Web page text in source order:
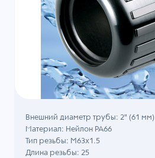
Внешний диаметр трубы: 2" (61 мм)
Материал: Нейлон PA66
Тип резьбы: M63x1.5
Длина резьбы: 25